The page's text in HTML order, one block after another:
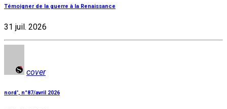
Témoigner de la guerre à la Renaissance
31 juil. 2026
cover
nord', n°87/avril 2026